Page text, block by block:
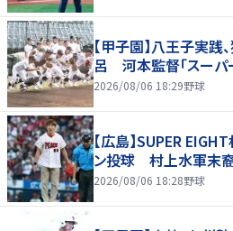
【甲子園】八王子実践
呂 河本監督「スーパ
2026/08/06 18:29野球
【広島】SUPER
ン投球 村上水軍末
2026/08/06 18:28野球